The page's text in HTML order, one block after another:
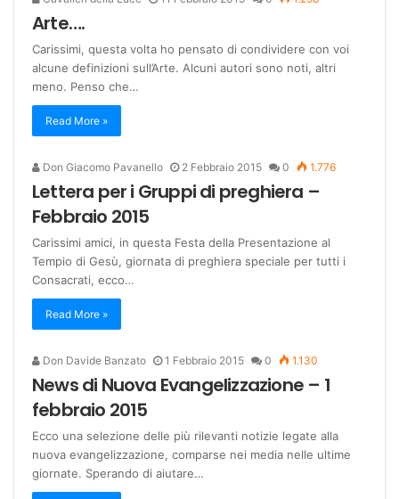
Arte….
Carissimi, questa volta ho pensato di condividere con voi
alcune definizioni sull’Arte. Alcuni autori sono noti, altri
meno. Penso che…
Read More »
Don Giacomo Pavanello 2 Febbraio 2015 0 1.776
Lettera per i Gruppi di preghiera –
Febbraio 2015
Carissimi amici, in questa Festa della Presentazione al
Tempio di Gesù, giornata di preghiera speciale per tutti i
Consacrati, ecco…
Read More »
Don Davide Banzato 1 Febbraio 2015 0 1.130
News di Nuova Evangelizzazione – 1
febbraio 2015
Ecco una selezione delle più rilevanti notizie legate alla
nuova evangelizzazione, comparse nei media nelle ultime
giornate. Sperando di aiutare…